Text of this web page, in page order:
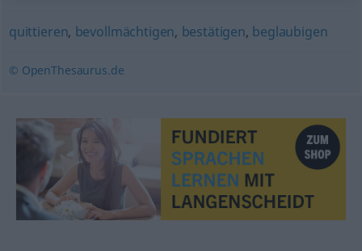
quittieren, bevollmächtigen, bestätigen, beglaubigen
© OpenThesaurus.de